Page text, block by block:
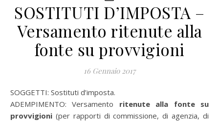
SOSTITUTI D’IMPOSTA –
Versamento ritenute alla
fonte su provvigioni
16 Gennaio 2017
SOGGETTI: Sostituti d’imposta.
ADEMPIMENTO: Versamento ritenute alla fonte su
provvigioni (per rapporti di commissione, di agenzia, di